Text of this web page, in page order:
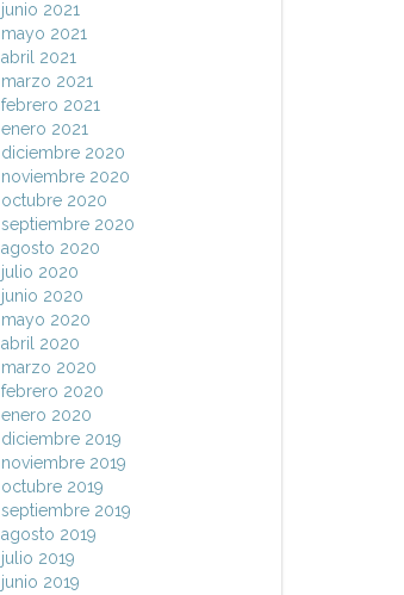
junio 2021
mayo 2021
abril 2021
marzo 2021
febrero 2021
enero 2021
diciembre 2020
noviembre 2020
octubre 2020
septiembre 2020
agosto 2020
julio 2020
junio 2020
mayo 2020
abril 2020
marzo 2020
febrero 2020
enero 2020
diciembre 2019
noviembre 2019
octubre 2019
septiembre 2019
agosto 2019
julio 2019
junio 2019